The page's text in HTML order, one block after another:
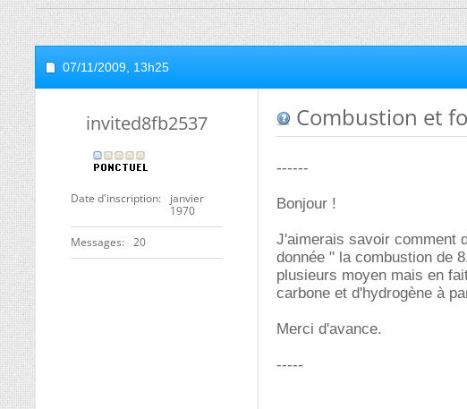
07/11/2009, 13h25
invited8fb2537
Date d'inscription
janvier
1970
Messages 20
Combustion et
------
Bonjour !
J'aimerais savoir comment
donnée " la combustion de
plusieurs moyen mais en
carbone et d'hydrogène à
Merci d'avance.
-----